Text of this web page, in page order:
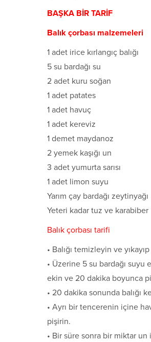
BAŞKA BİR TARİF
Balık çorbası malzemeleri
1 adet irice kırlangıç balığı
5 su bardağı su
2 adet kuru soğan
1 adet patates
1 adet havuç
1 adet kereviz
1 demet maydanoz
2 yemek kaşığı un
3 adet yumurta sarısı
1 adet limon suyu
Yarım çay bardağı zeytinyağı
Yeteri kadar tuz ve karabiber
Balık çorbası tarifi
• Balığı temizleyin ve
• Üzerine 5 su bardağı
ekin ve 20 dakika boyunca
• 20 dakika sonunda balığı
• Ayrı bir tencerenin içine
pişirin.
• Bir süre sonra bir miktar